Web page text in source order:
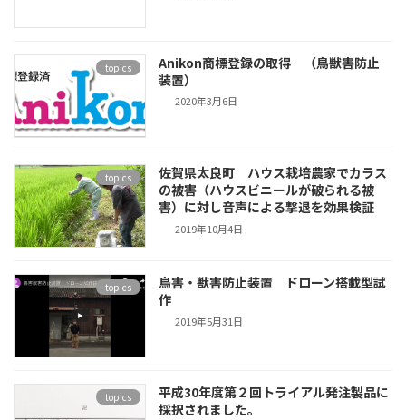
topics
Anikon商標登録の取得 （鳥獣害防止
装置）
2020年3月6日
topics
佐賀県太良町 ハウス栽培農家でカラス
の被害（ハウスビニールが破られる被
害）に対し音声による撃退を効果検証
2019年10月4日
topics
鳥害・獣害防止装置 ドローン搭載型試
作
2019年5月31日
topics
平成30年度第２回トライアル発注製品に
採択されました。